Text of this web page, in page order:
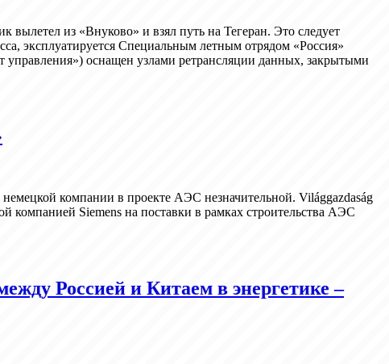
из «Внуково» и взял путь на Тегеран. Это следует
эксплуатируется Специальным летным отрядом «Россия»
оснащен узлами ретрансляции данных, закрытыми
компании в проекте АЭС незначительной. Világgazdaság
компанией Siemens на поставки в рамках строительства АЭС
Россией и Китаем в энергетике –